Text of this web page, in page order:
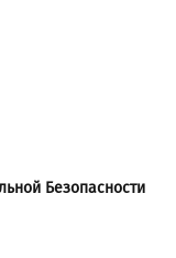
Безопасности